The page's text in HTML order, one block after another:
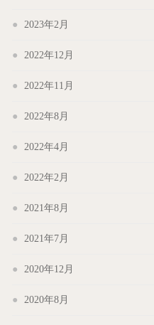
2023年2月
2022年12月
2022年11月
2022年8月
2022年4月
2022年2月
2021年8月
2021年7月
2020年12月
2020年8月